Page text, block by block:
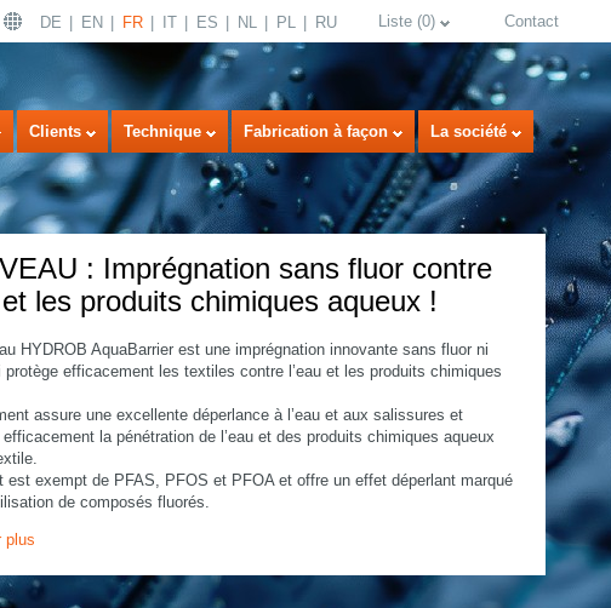
DE EN FR IT ES NL PL RU Liste (0) Contact
Clients Technique Fabrication à façon La société
: Imprégnation sans fluor contre
et les produits chimiques aqueux !
HYDROB AquaBarrier est une imprégnation innovante sans fluor ni
protège efficacement les textiles contre l’eau et les produits chimiques
assure une excellente déperlance à l’eau et aux salissures et
la pénétration de l’eau et des produits chimiques aqueux
est exempt de PFAS, PFOS et PFOA et offre un effet déperlant marqué
de composés fluorés.
plus